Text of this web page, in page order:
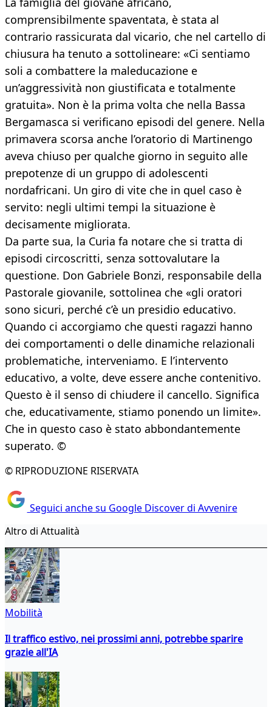
comprensibilmente spaventata, è stata al
contrario rassicurata dal vicario, che nel cartello di
chiusura ha tenuto a sottolineare: «Ci sentiamo
soli a combattere la maleducazione e
un’aggressività non giustificata e totalmente
gratuita». Non è la prima volta che nella Bassa
Bergamasca si verificano episodi del genere. Nella
primavera scorsa anche l’oratorio di Martinengo
aveva chiuso per qualche giorno in seguito alle
prepotenze di un gruppo di adolescenti
nordafricani. Un giro di vite che in quel caso è
servito: negli ultimi tempi la situazione è
decisamente migliorata.
Da parte sua, la Curia fa notare che si tratta di
episodi circoscritti, senza sottovalutare la
questione. Don Gabriele Bonzi, responsabile della
Pastorale giovanile, sottolinea che «gli oratori
sono sicuri, perché c’è un presidio educativo.
Quando ci accorgiamo che questi ragazzi hanno
dei comportamenti o delle dinamiche relazionali
problematiche, interveniamo. E l’intervento
educativo, a volte, deve essere anche contenitivo.
Questo è il senso di chiudere il cancello. Significa
che, educativamente, stiamo ponendo un limite».
Che in questo caso è stato abbondantemente
superato. ©
© RIPRODUZIONE RISERVATA
Seguici anche su Google Discover di Avvenire
Altro di Attualità
Mobilità
Il traffico estivo, nei prossimi anni, potrebbe sparire
grazie all'IA